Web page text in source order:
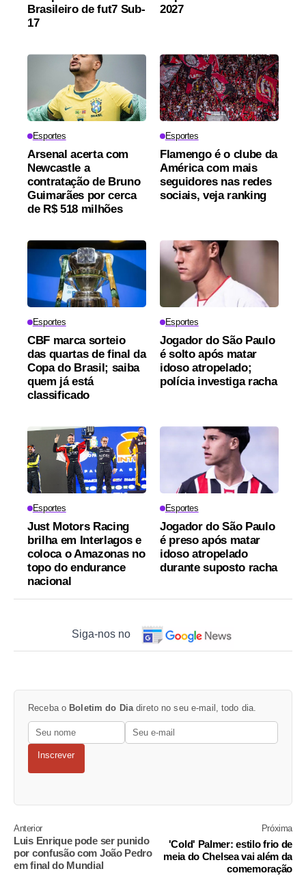
Brasileiro de fut7 Sub-
17
2027
Esportes
Arsenal acerta com
Newcastle a
contratação de Bruno
Guimarães por cerca
de R$ 518 milhões
Esportes
Flamengo é o clube da
América com mais
seguidores nas redes
sociais, veja ranking
Esportes
CBF marca sorteio
das quartas de final da
Copa do Brasil; saiba
quem já está
classificado
Esportes
Jogador do São Paulo
é solto após matar
idoso atropelado;
polícia investiga racha
Esportes
Just Motors Racing
brilha em Interlagos e
coloca o Amazonas no
topo do endurance
nacional
Esportes
Jogador do São Paulo
é preso após matar
idoso atropelado
durante suposto racha
Siga-nos no
Receba o Boletim do Dia direto no seu e-mail, todo dia.
Inscrever
Anterior
Luis Enrique pode ser punido
por confusão com João Pedro
em final do Mundial
Próxima
'Cold' Palmer: estilo frio de
meia do Chelsea vai além da
comemoração